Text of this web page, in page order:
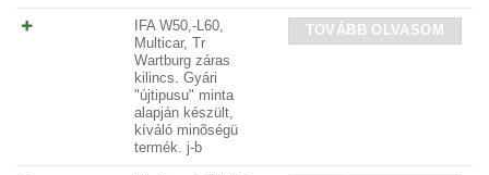
IFA W50,-L60,
Multicar, Tr
Wartburg záras
kilincs. Gyári
"újtipusu" minta
alapján készült,
kíváló minõségü
termék. j-b
TOVÁBB OLVASOM